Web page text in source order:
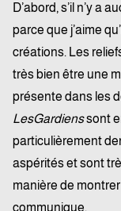
D’abord, s’il n’y a
parce que j’aime
créations. Les
très bien être une
présente dans les
LesGardienssont
particulièrement
aspérités et sont
manière de
communique.